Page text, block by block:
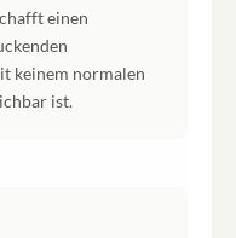
einen
keinem normalen
ist.